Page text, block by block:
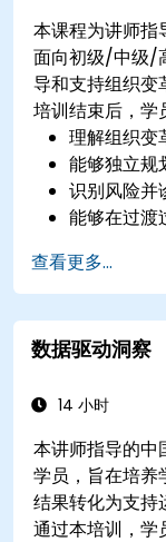
本课程为讲师指
面向初级/中级/
导和支持组织变
培训结束后，学
理解组织变
能够独立规
识别风险并
能够在过渡
查看更多...
数据驱动洞察
14 小时
本讲师指导的
学员，旨在培养
结果转化为支持
通过本培训，学